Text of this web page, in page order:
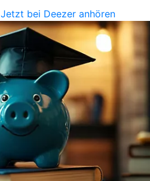
Jetzt bei Deezer anhören